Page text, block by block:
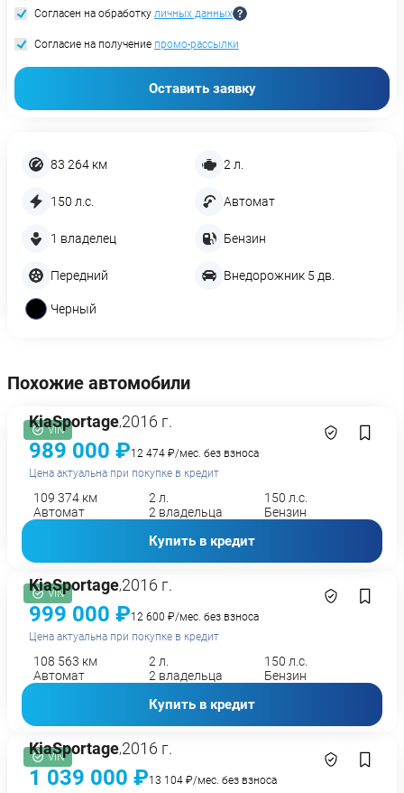
83 264 км 2 л.
150 л.с. Автомат
1 владелец Бензин
Передний Внедорожник 5 дв.
Черный
Согласен на обработку личных данных
Согласие на получение промо-рассылки
Оставить заявку
Похожие автомобили
VIN
KiaSportage,2016 г.
989 000 ₽12 474 ₽/мес. без взноса
Цена актуальна при покупке в кредит
109 374 км 2 л.
150 л.с.
Автомат
2 владельца Бензин
Купить в кредит
VIN
KiaSportage,2016 г.
999 000 ₽12 600 ₽/мес. без взноса
Цена актуальна при покупке в кредит
108 563 км 2 л.
150 л.с.
Автомат
2 владельца Бензин
Купить в кредит
VIN
KiaSportage,2016 г.
1 039 000 ₽13 104 ₽/мес. без взноса